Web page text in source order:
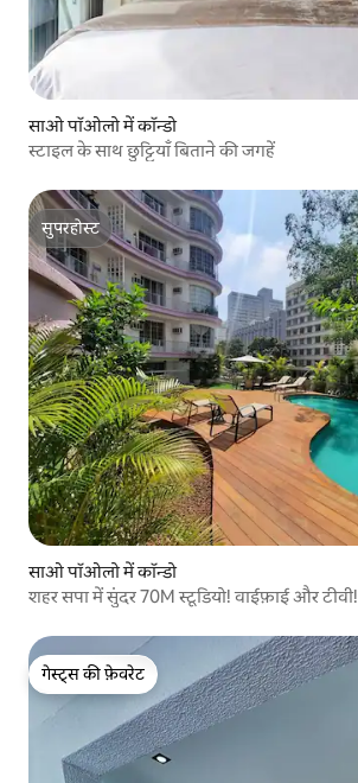
साओ पॉओलो में कॉन्डो
स्टाइल के साथ छुट्टियाँ बिताने की जगहें
सुपरहोस्ट
सुपरहोस्ट
साओ पॉओलो में कॉन्डो
शहर सपा में सुंदर 70M स्टूडियो! वाईफ़ाई और टीवी!
गेस्ट्स की फ़ेवरेट
गेस्ट्स की फ़ेवरेट